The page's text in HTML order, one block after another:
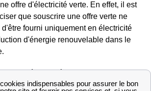
offre d'électricité verte. En effet, il est
que souscrire une offre verte ne
fourni uniquement en électricité
d'énergie renouvelable dans le
d'électricité verte permet
d'Eppe-Sauvage de voir le